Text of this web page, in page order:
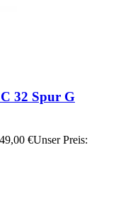
32 Spur G
€Unser Preis: